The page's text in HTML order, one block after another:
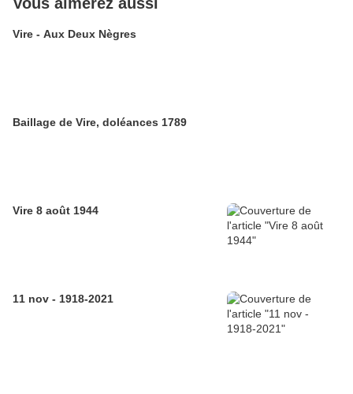
Vire - Aux Deux Nègres
Baillage de Vire, doléances 1789
Vire 8 août 1944
11 nov - 1918-2021